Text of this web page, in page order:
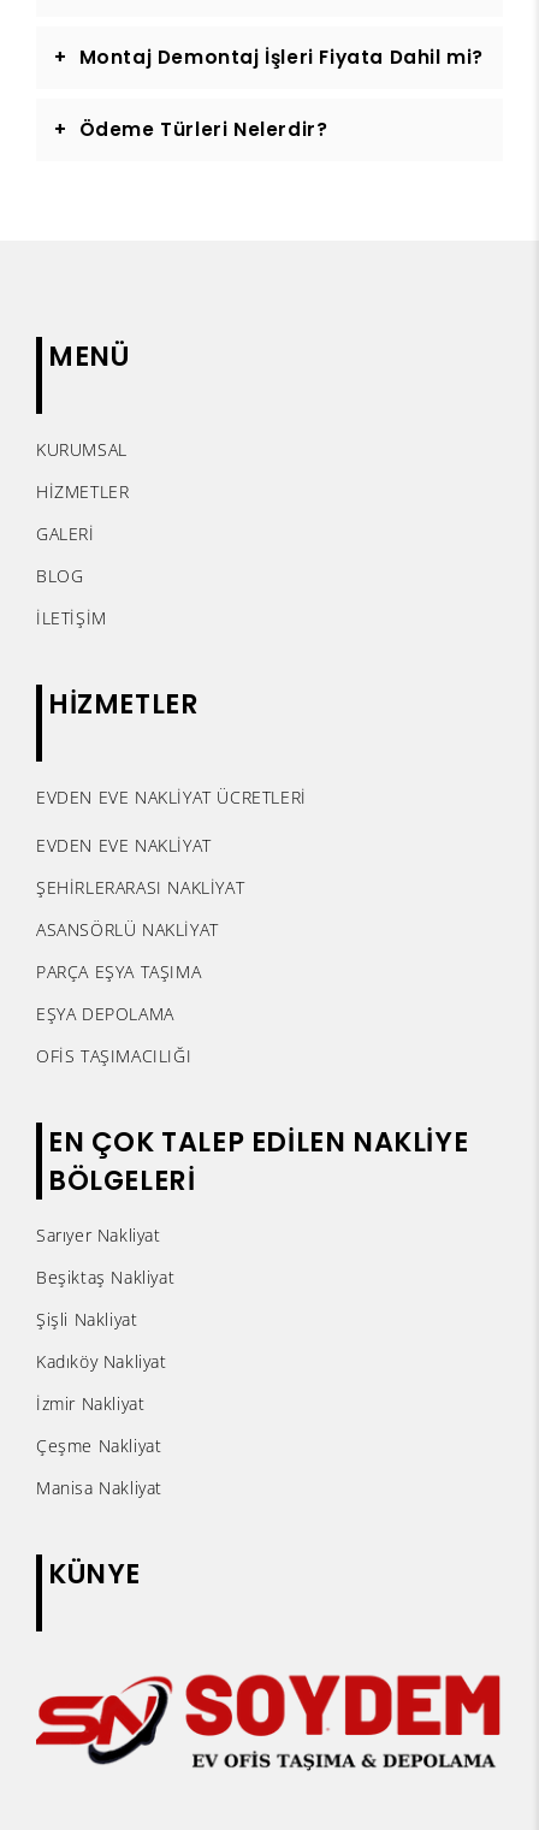
Montaj Demontaj İşleri Fiyata Dahil mi?
Ödeme Türleri Nelerdir?
MENÜ
KURUMSAL
HİZMETLER
GALERİ
BLOG
İLETİŞİM
HİZMETLER
EVDEN EVE NAKLİYAT ÜCRETLERİ
EVDEN EVE NAKLİYAT
ŞEHİRLERARASI NAKLİYAT
ASANSÖRLÜ NAKLİYAT
PARÇA EŞYA TAŞIMA
EŞYA DEPOLAMA
OFİS TAŞIMACILIĞI
EN ÇOK TALEP EDİLEN NAKLİYE
BÖLGELERİ
Sarıyer Nakliyat
Beşiktaş Nakliyat
Şişli Nakliyat
Kadıköy Nakliyat
İzmir Nakliyat
Çeşme Nakliyat
Manisa Nakliyat
KÜNYE